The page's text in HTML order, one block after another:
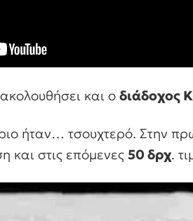
και ο διάδοχος
ήταν… τσουχτερό. Στην
και στις επόμενες 50 δρχ.